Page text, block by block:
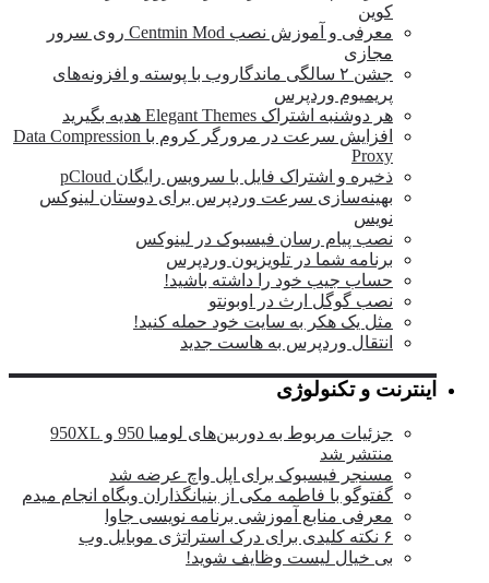
کوین
معرفی و آموزش نصب Centmin Mod روی سرور
مجازی
جشن ۲ سالگی ماندگار‌وب با پوسته و افزونه‌های
پریمیوم وردپرس
هر دوشنبه اشتراک Elegant Themes هدیه بگیرید
افزایش سرعت در مرورگر کروم با Data Compression
Proxy
ذخیره و اشتراک فایل با سرویس رایگان pCloud
بهینه‌سازی سرعت وردپرس برای دوستان لینوکس
نویس
نصب پیام رسان فیسبوک در لینوکس
برنامه شما در تلویزیون وردپرس
حساب جیب خود را داشته باشید!
نصب گوگل ارث در اوبونتو
مثل یک هکر به سایت خود حمله کنید!
انتقال وردپرس به هاست جدید
اینترنت و تکنولوژی
جزئیات مربوط به دوربین‌های لومیا 950 و 950XL
منتشر شد
مسنجر فیسبوک برای اپل واچ عرضه شد
گفتوگو با فاطمه مکی از بنیانگذاران وبگاه انجام میدم
معرفی منابع آموزشی برنامه نویسی جاوا
۶ نکته کلیدی برای درک استراتژی موبایل وب
بی خیال لیست وظایف شوید!